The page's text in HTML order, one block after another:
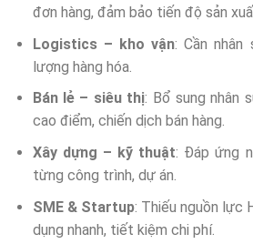
đơn hàng, đảm bảo tiến độ sản
Logistics – kho vận: Cần
lượng hàng hóa.
Bán lẻ – siêu thị: Bổ sung nhân
cao điểm, chiến dịch bán hàng.
Xây dựng – kỹ thuật: Đáp ứng
từng công trình, dự án.
SME & Startup: Thiếu nguồn lực
dụng nhanh, tiết kiệm chi phí.